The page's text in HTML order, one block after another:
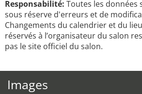
Responsabilité: Toutes les données
sous réserve d'erreurs et de
Changements du calendrier et du
réservés à l’organisateur du salon
pas le site officiel du salon.
Images